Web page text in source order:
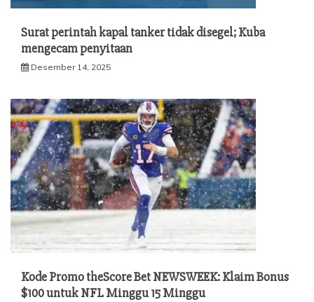
Surat perintah kapal tanker tidak disegel; Kuba
mengecam penyitaan
Desember 14, 2025
Kode Promo theScore Bet NEWSWEEK: Klaim Bonus
$100 untuk NFL Minggu 15 Minggu